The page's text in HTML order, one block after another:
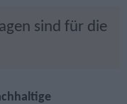
sind für die